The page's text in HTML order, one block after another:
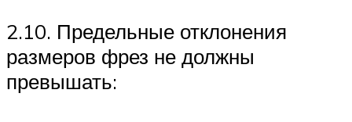
2.10. Предельные отклонения
размеров фрез не должны
превышать: